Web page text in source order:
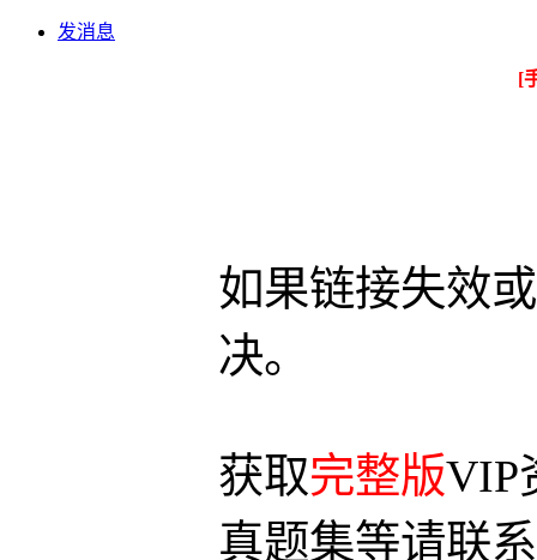
发消息
[
如果链接失效
决。
获取完整版VIP
真题集等请联